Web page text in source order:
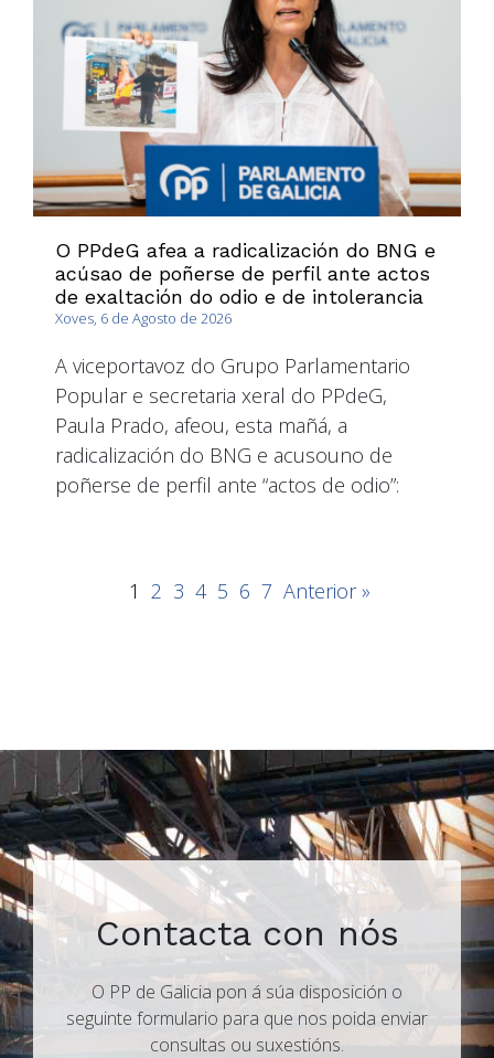
O PPdeG afea a radicalización do BNG e
acúsao de poñerse de perfil ante actos
de exaltación do odio e de intolerancia
Xoves, 6 de Agosto de 2026
A viceportavoz do Grupo Parlamentario
Popular e secretaria xeral do PPdeG,
Paula Prado, afeou, esta mañá, a
radicalización do BNG e acusouno de
poñerse de perfil ante “actos de odio”:
1 2 3 4 5 6 7 Anterior »
Contacta con nós
O PP de Galicia pon á súa disposición o
seguinte formulario para que nos poida enviar
consultas ou suxestións.